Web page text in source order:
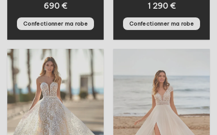
690 €
Confectionner ma robe
1 290 €
Confectionner ma robe